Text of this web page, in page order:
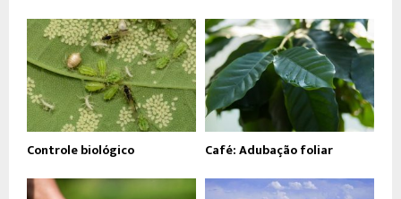
Controle biológico Café: Adubação foliar